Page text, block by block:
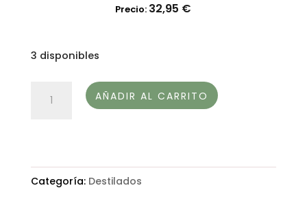
Precio: 32,95 €
3 disponibles
cantidad
AÑADIR AL CARRITO
Categoría: Destilados